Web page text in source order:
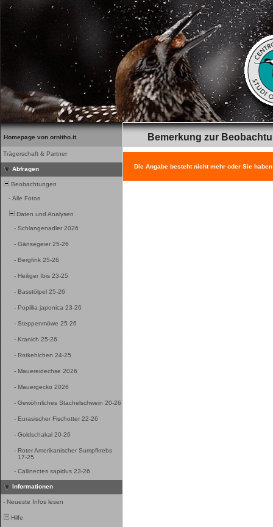
Homepage von ornitho.it
Trägerschaft & Partner
Abfragen
Beobachtungen
- Alle Fotos
Daten und Analysen
- Schlangenadler 2026
- Gänsegeier 25-26
- Bergfink 25-26
- Heiliger Ibis 23-25
- Basstölpel 25-26
- Popillia japonica 23-26
- Steppenmöwe 25-26
- Kranich 25-26
- Rotkehlchen 24-25
- Mauereidechse 2026
- Mauergecko 2026
- Gewöhnliches Stachelschwein 20-26
- Eurasischer Fischotter 22-26
- Goldschakal 20-26
- Roter Amerikanischer Sumpfkrebs
17-25
- Callinectes sapidus 23-26
Informationen
- Neueste Infos lesen
Hilfe
Bemerkung zur
Die Angabe besteht nicht mehr oder Sie